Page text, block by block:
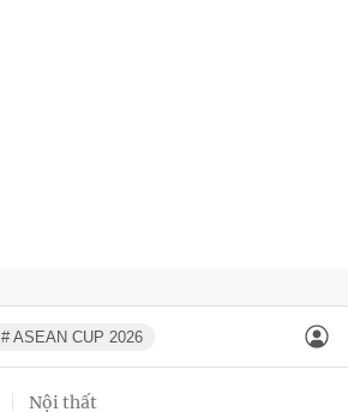
# ASEAN CUP 2026
Nội thất